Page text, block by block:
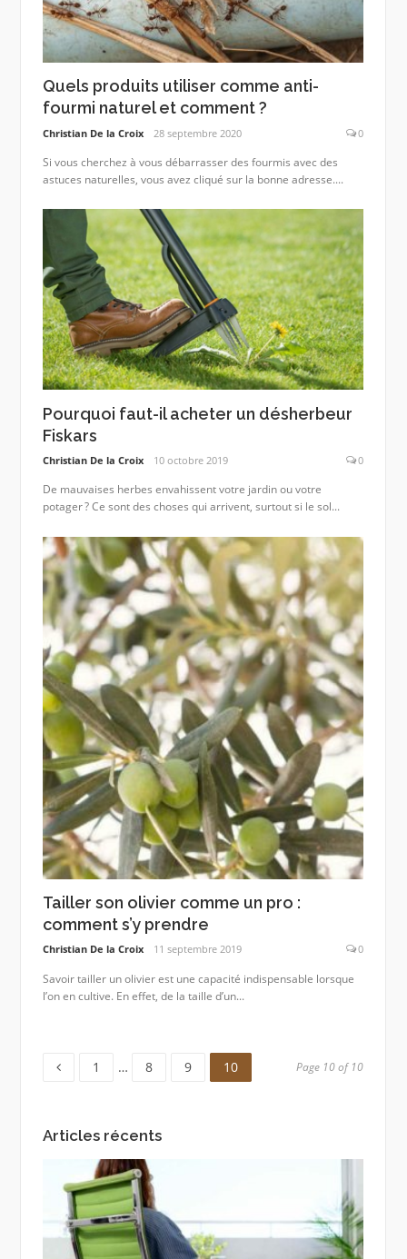
Quels produits utiliser comme anti-
fourmi naturel et comment ?
Christian De la Croix 28 septembre 2020 0
Si vous cherchez à vous débarrasser des fourmis avec des
astuces naturelles, vous avez cliqué sur la bonne adresse....
Pourquoi faut-il acheter un désherbeur
Fiskars
Christian De la Croix 10 octobre 2019 0
De mauvaises herbes envahissent votre jardin ou votre
potager ? Ce sont des choses qui arrivent, surtout si le sol...
Tailler son olivier comme un pro :
comment s’y prendre
Christian De la Croix 11 septembre 2019 0
Savoir tailler un olivier est une capacité indispensable lorsque
l’on en cultive. En effet, de la taille d’un...
Page
1 … Page
8 Page
9 Page
10 Page 10 of 10
Articles récents